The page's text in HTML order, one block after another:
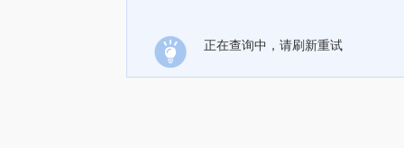
正在查询中，请刷新重试